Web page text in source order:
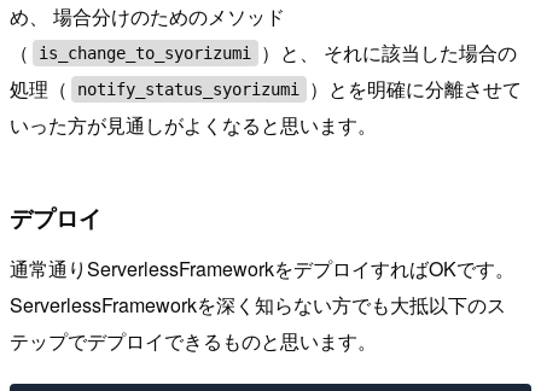
め、 場合分けのためのメソッド
（
is_change_to_syorizumi
）と、 それに該当した場合の
処理（
notify_status_syorizumi
）とを明確に分離させて
いった方が見通しがよくなると思います。
デプロイ
通常通りServerlessFrameworkをデプロイすればOKです。
ServerlessFrameworkを深く知らない方でも大抵以下のス
テップでデプロイできるものと思います。